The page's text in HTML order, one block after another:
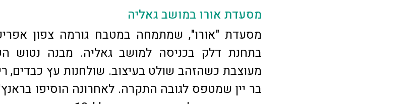
מסעדת אורו במושב גאליה
מסעדת "אורו", שמתמחה במטבח גורמה צפון
בתחנת דלק בכניסה למושב גאליה. מבנה נטוש
מעוצבת כשהזהב שולט בעיצוב. שולחנות עץ כבדים,
בר יין שמטפס לגובה התקרה. לאחרונה הוסיפו בראנץ'